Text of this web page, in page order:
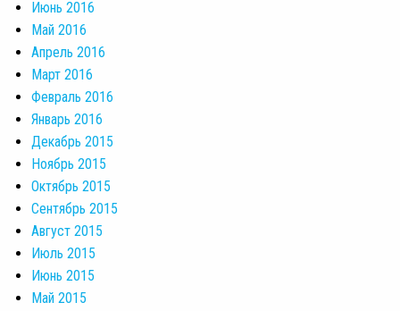
Июнь 2016
Май 2016
Апрель 2016
Март 2016
Февраль 2016
Январь 2016
Декабрь 2015
Ноябрь 2015
Октябрь 2015
Сентябрь 2015
Август 2015
Июль 2015
Июнь 2015
Май 2015